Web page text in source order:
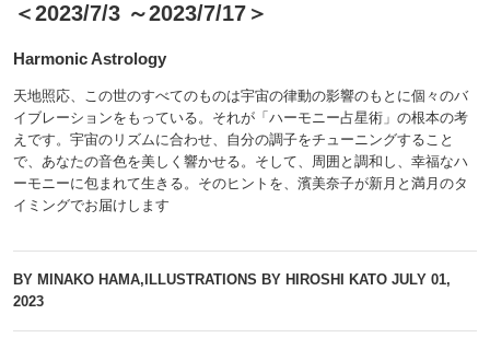
＜2023/7/3 ～2023/7/17＞
Harmonic Astrology
天地照応、この世のすべてのものは宇宙の律動の影響のもとに個々のバ
イブレーションをもっている。それが「ハーモニー占星術」の根本の考
えです。宇宙のリズムに合わせ、自分の調子をチューニングすること
で、あなたの音色を美しく響かせる。そして、周囲と調和し、幸福なハ
ーモニーに包まれて生きる。そのヒントを、濱美奈子が新月と満月のタ
イミングでお届けします
BY MINAKO HAMA,ILLUSTRATIONS BY HIROSHI KATO JULY 01,
2023